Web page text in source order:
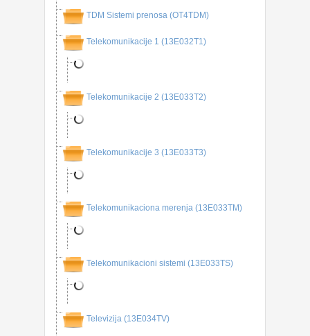
TDM Sistemi prenosa (OT4TDM)
Telekomunikacije 1 (13E032T1)
Telekomunikacije 2 (13E033T2)
Telekomunikacije 3 (13E033T3)
Telekomunikaciona merenja (13E033TM)
Telekomunikacioni sistemi (13E033TS)
Televizija (13E034TV)